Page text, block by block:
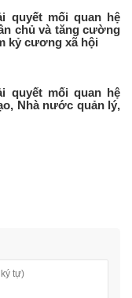
quyết mối quan hệ
chủ và tăng cường
kỷ cương xã hội
quyết mối quan hệ
Nhà nước quản lý,